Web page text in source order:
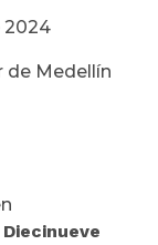
2024
de Medellín